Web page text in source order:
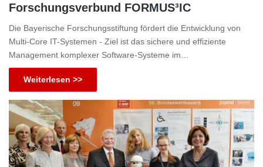
Forschungsverbund FORMUS³IC
Die Bayerische Forschungsstiftung fördert die Entwicklung von
Multi-Core IT-Systemen - Ziel ist das sichere und effiziente
Management komplexer Software-Systeme im…
Weiterlesen >>